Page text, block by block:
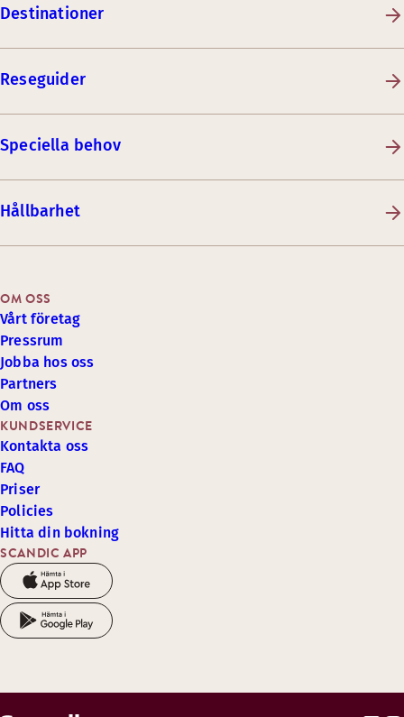
Destinationer
Reseguider
Speciella behov
Hållbarhet
SCANDIC APP
KUNDSERVICE
Kontakta oss
FAQ
Priser
Policies
Hitta din bokning
OM OSS
Vårt företag
Pressrum
Jobba hos oss
Partners
Om oss